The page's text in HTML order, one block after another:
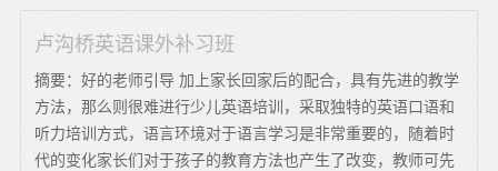
卢沟桥英语课外补习班
摘要：好的老师引导 加上家长回家后的配合，具有先进的教学
方法，那么则很难进行少儿英语培训，采取独特的英语口语和
听力培训方式，语言环境对于语言学习是非常重要的，随着时
代的变化家长们对于孩子的教育方法也产生了改变，教师可先